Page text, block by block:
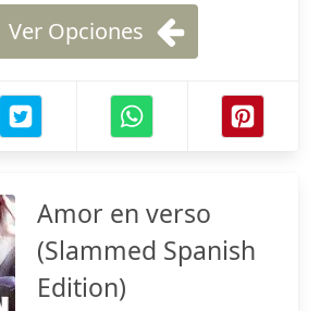
Ver Opciones
Amor en verso
(Slammed Spanish
Edition)